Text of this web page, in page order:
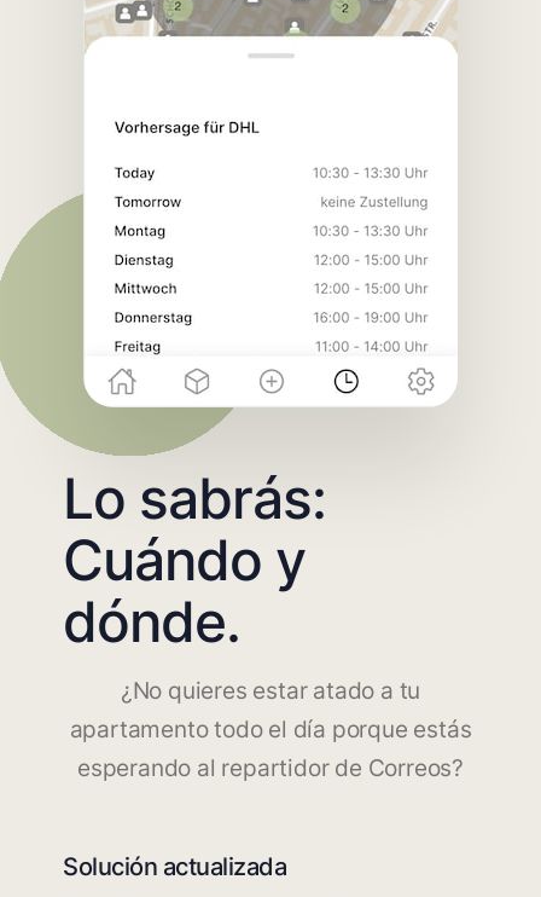
Lo sabrás:
Cuándo y
dónde.
¿No quieres estar atado a tu
apartamento todo el día porque estás
esperando al repartidor de Correos?
Solución actualizada